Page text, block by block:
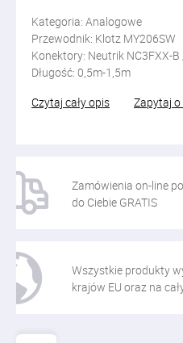
Kategoria: Analogowe
Przewodnik: Klotz MY206SW
Konektory: Neutrik NC3FXX-
Długość: 0,5m-1,5m
Czytaj cały opis
Zapytaj
Zamówienia on-line
do Ciebie GRATIS
Wszystkie produkty
krajów EU oraz na